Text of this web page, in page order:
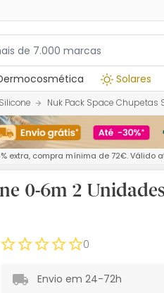
Solares
Silicone Nuk Pack Space
extra, compra mínima de 72€. Válido
0-6m 2
0
Envio em 24-72h